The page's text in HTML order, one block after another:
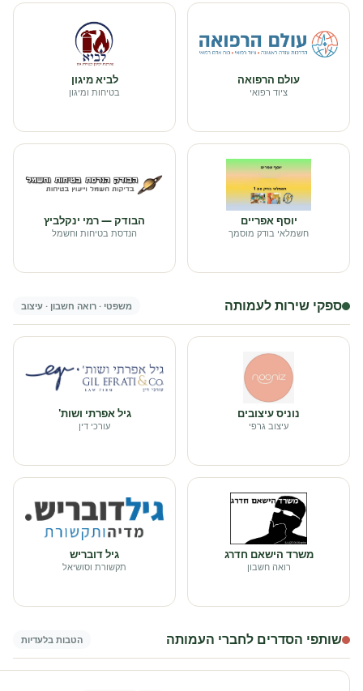
עולם הרפואה
ציוד רפואי
לביא מיגון
בטיחות ומיגון
יוסף אפריים
חשמלאי בודק מוסמך
הבודק — רמי ינקלביץ
הנדסת בטיחות וחשמל
ספקי שירות לעמותה משפטי · רואה חשבון · עיצוב
נוניס עיצובים
עיצוב גרפי
גיל אפרתי ושות'
עורכי דין
משרד הישאם חדרג
רואה חשבון
גיל דובריש
תקשורת וסושיאל
שותפי הסדרים לחברי העמותה הטבות בלעדיות